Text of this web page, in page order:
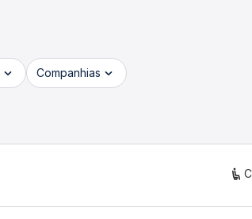
Companhias